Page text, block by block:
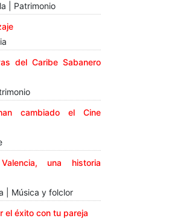
| Patrimonio
del Caribe Sabanero
cambiado el Cine
una historia
| Música y folclor
el éxito con tu pareja